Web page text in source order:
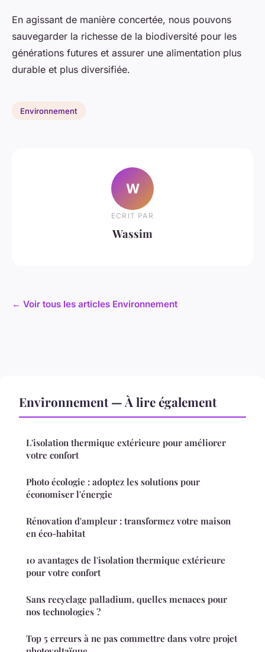
En agissant de manière concertée, nous pouvons
sauvegarder la richesse de la biodiversité pour les
générations futures et assurer une alimentation plus
durable et plus diversifiée.
Environnement
W
ECRIT PAR
Wassim
← Voir tous les articles Environnement
Environnement — À lire également
L'isolation thermique extérieure pour améliorer
votre confort
Photo écologie : adoptez les solutions pour
économiser l'énergie
Rénovation d'ampleur : transformez votre maison
en éco-habitat
10 avantages de l'isolation thermique extérieure
pour votre confort
Sans recyclage palladium, quelles menaces pour
nos technologies ?
Top 5 erreurs à ne pas commettre dans votre projet